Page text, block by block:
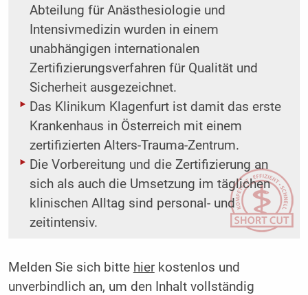
Abteilung für Anästhesiologie und
Intensivmedizin wurden in einem
unabhängigen internationalen
Zertifizierungsverfahren für Qualität und
Sicherheit ausgezeichnet.
Das Klinikum Klagenfurt ist damit das erste
Krankenhaus in Österreich mit einem
zertifizierten Alters-Trauma-Zentrum.
Die Vorbereitung und die Zertifizierung an
sich als auch die Umsetzung im täglichen
klinischen Alltag sind personal- und
zeitintensiv.
Melden Sie sich bitte hierkostenlos und
unverbindlich an, um den Inhalt vollständig